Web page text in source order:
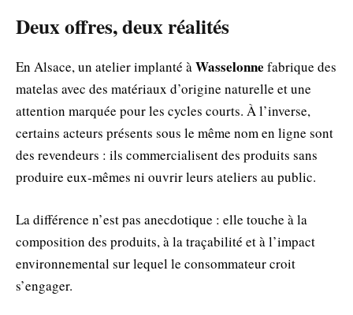
Deux offres, deux réalités
En Alsace, un atelier implanté àWasselonne fabrique des
matelas avec des matériaux d’origine naturelle et une
attention marquée pour les cycles courts. À l’inverse,
certains acteurs présents sous le même nom en ligne sont
des revendeurs : ils commercialisent des produits sans
produire eux‑mêmes ni ouvrir leurs ateliers au public.
La différence n’est pas anecdotique : elle touche à la
composition des produits, à la traçabilité et à l’impact
environnemental sur lequel le consommateur croit
s’engager.